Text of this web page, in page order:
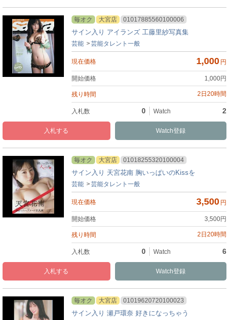
毎オク 大宮店 01017885560100006
サイン入り アイランズ 工藤里紗写真集
Watch
入札
1,000 円
1,000円
0 2
2日20時間
芸能 芸能タレント一般
毎オク 大宮店 01018255320100004
サイン入り 天宮花南 胸いっぱいのKissを
Watch
入札
3,500 円
3,500円
0 6
2日20時間
芸能 芸能タレント一般
毎オク 大宮店 01019620720100023
サイン入り 瀬戸環奈 好きになっちゃう